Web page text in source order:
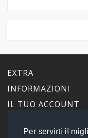
Per servirti il
EXTRA
INFORMAZIONI
IL TUO ACCOUNT
PrimaScelta Point